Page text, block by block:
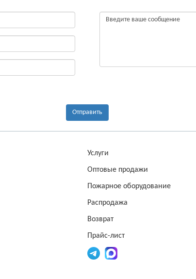
Отправить
Услуги
Оптовые продажи
Пожарное оборудование
Распродажа
Возврат
Прайс-лист